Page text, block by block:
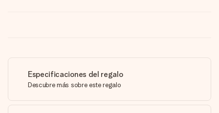
Especificaciones del regalo
Descubre más sobre este regalo